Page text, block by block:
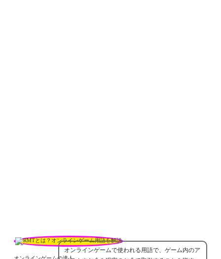
オンラインゲームの達人
オンラインゲームで使われる用語で、ゲーム内のア